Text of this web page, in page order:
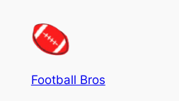
Football Bros